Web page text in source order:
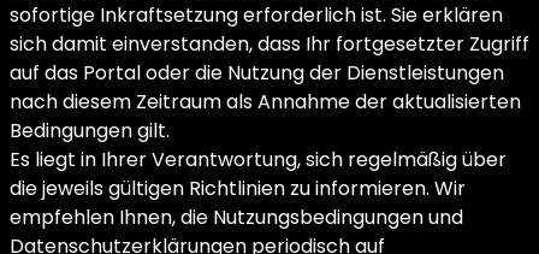
sofortige Inkraftsetzung erforderlich ist. Sie erklären
sich damit einverstanden, dass Ihr fortgesetzter Zugriff
auf das Portal oder die Nutzung der Dienstleistungen
nach diesem Zeitraum als Annahme der aktualisierten
Bedingungen gilt.
Es liegt in Ihrer Verantwortung, sich regelmäßig über
die jeweils gültigen Richtlinien zu informieren. Wir
empfehlen Ihnen, die Nutzungsbedingungen und
Datenschutzerklärungen periodisch auf